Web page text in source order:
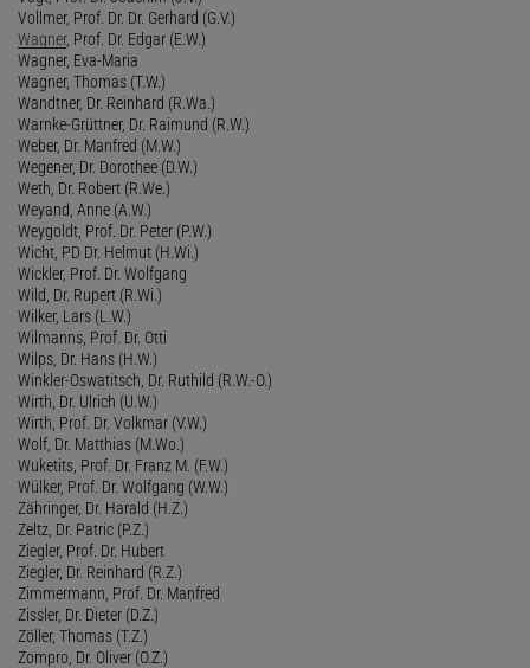
Vollmer, Prof. Dr. Dr. Gerhard (G.V.)
Wagner, Prof. Dr. Edgar (E.W.)
Wagner, Eva-Maria
Wagner, Thomas (T.W.)
Wandtner, Dr. Reinhard (R.Wa.)
Warnke-Grüttner, Dr. Raimund (R.W.)
Weber, Dr. Manfred (M.W.)
Wegener, Dr. Dorothee (D.W.)
Weth, Dr. Robert (R.We.)
Weyand, Anne (A.W.)
Weygoldt, Prof. Dr. Peter (P.W.)
Wicht, PD Dr. Helmut (H.Wi.)
Wickler, Prof. Dr. Wolfgang
Wild, Dr. Rupert (R.Wi.)
Wilker, Lars (L.W.)
Wilmanns, Prof. Dr. Otti
Wilps, Dr. Hans (H.W.)
Winkler-Oswatitsch, Dr. Ruthild (R.W.-O.)
Wirth, Dr. Ulrich (U.W.)
Wirth, Prof. Dr. Volkmar (V.W.)
Wolf, Dr. Matthias (M.Wo.)
Wuketits, Prof. Dr. Franz M. (F.W.)
Wülker, Prof. Dr. Wolfgang (W.W.)
Zähringer, Dr. Harald (H.Z.)
Zeltz, Dr. Patric (P.Z.)
Ziegler, Prof. Dr. Hubert
Ziegler, Dr. Reinhard (R.Z.)
Zimmermann, Prof. Dr. Manfred
Zissler, Dr. Dieter (D.Z.)
Zöller, Thomas (T.Z.)
Zompro, Dr. Oliver (O.Z.)